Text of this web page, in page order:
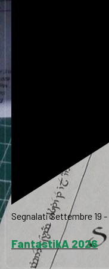
SegnalatiSettembre 19 -
FantastikA 2026